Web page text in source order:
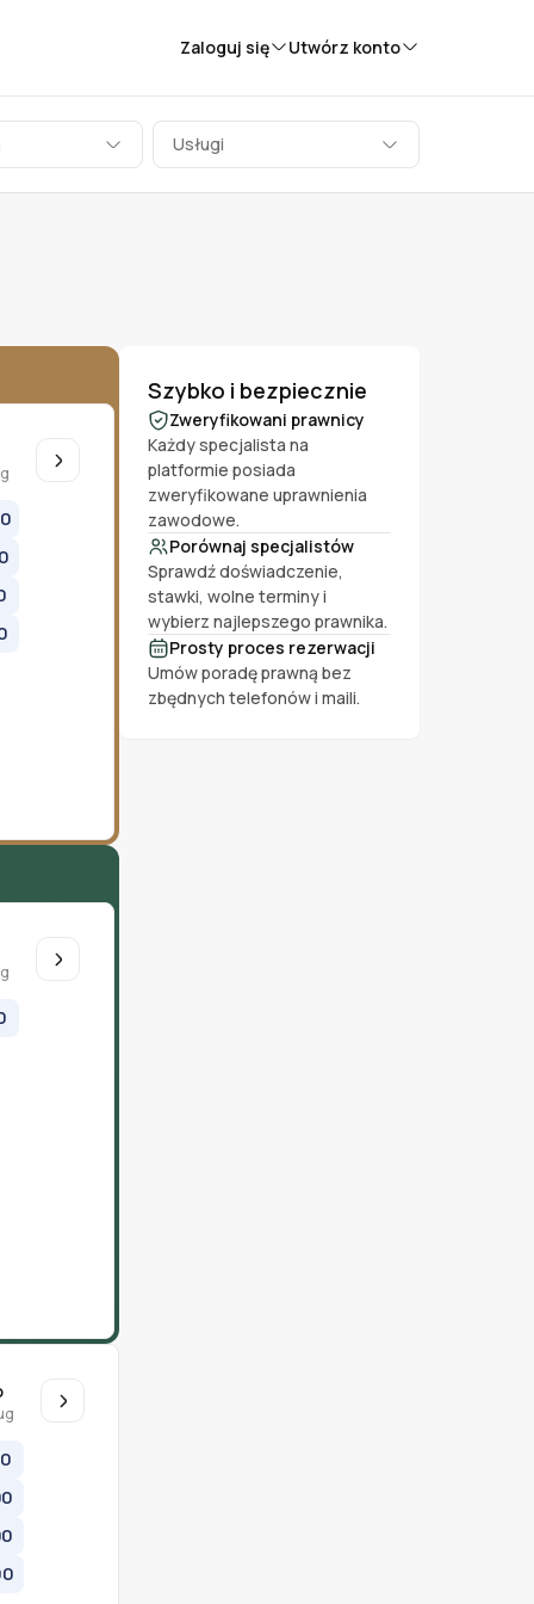
Zaloguj się Utwórz konto
Usługi
Szybko i bezpiecznie
Zweryfikowani prawnicy
Każdy specjalista na
platformie posiada
zweryfikowane uprawnienia
zawodowe.
Porównaj specjalistów
Sprawdź doświadczenie,
stawki, wolne terminy i
wybierz najlepszego prawnika.
Prosty proces rezerwacji
Umów poradę prawną bez
zbędnych telefonów i maili.